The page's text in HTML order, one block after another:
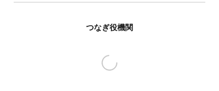
つなぎ役機関